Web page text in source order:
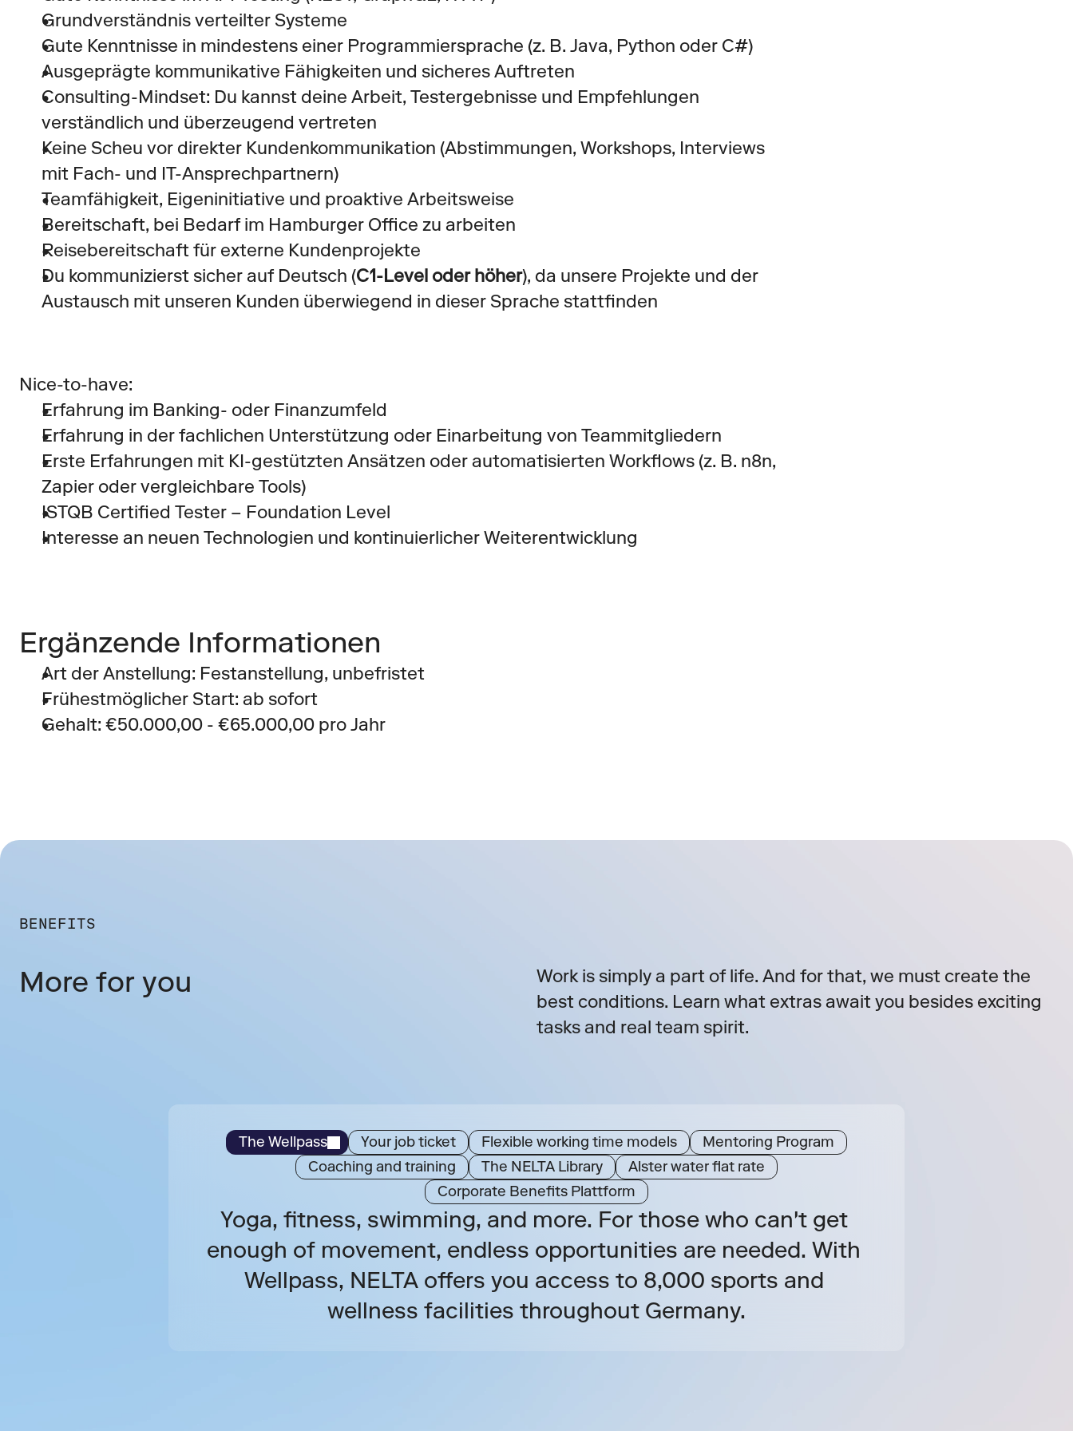
Grundverständnis verteilter Systeme
Gute Kenntnisse in mindestens einer Programmiersprache (z. B. Java, Python oder C#)
Ausgeprägte kommunikative Fähigkeiten und sicheres Auftreten
Consulting-Mindset: Du kannst deine Arbeit, Testergebnisse und Empfehlungen
verständlich und überzeugend vertreten
Keine Scheu vor direkter Kundenkommunikation (Abstimmungen, Workshops, Interviews
mit Fach- und IT-Ansprechpartnern)
Teamfähigkeit, Eigeninitiative und proaktive Arbeitsweise
Bereitschaft, bei Bedarf im Hamburger Office zu arbeiten
Reisebereitschaft für externe Kundenprojekte
Du kommunizierst sicher auf Deutsch (C1-Level oder höher), da unsere Projekte und der
Austausch mit unseren Kunden überwiegend in dieser Sprache stattfinden
Nice-to-have:
Erfahrung im Banking- oder Finanzumfeld
Erfahrung in der fachlichen Unterstützung oder Einarbeitung von Teammitgliedern
Erste Erfahrungen mit KI-gestützten Ansätzen oder automatisierten Workflows (z. B. n8n,
Zapier oder vergleichbare Tools)
ISTQB Certified Tester – Foundation Level
Interesse an neuen Technologien und kontinuierlicher Weiterentwicklung
Ergänzende Informationen
Art der Anstellung: Festanstellung, unbefristet
Frühestmöglicher Start: ab sofort
Gehalt: €50.000,00 - €65.000,00 pro Jahr
BENEFITS
More for you
Work is simply a part of life. And for that, we must create the
best conditions. Learn what extras await you besides exciting
tasks and real team spirit.
The Wellpass Your job ticket Flexible working time models
Mentoring Program
Coaching and training
The NELTA Library
Alster water flat rate
Corporate Benefits Plattform
Yoga, fitness, swimming, and more. For those who can't get
enough of movement, endless opportunities are needed. With
Wellpass, NELTA offers you access to 8,000 sports and
wellness facilities throughout Germany.